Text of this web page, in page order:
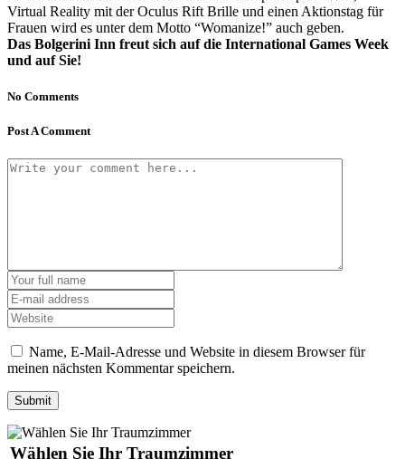
Virtual Reality mit der Oculus Rift Brille und einen Aktionstag für
Frauen wird es unter dem Motto “Womanize!” auch geben.
Das Bolgerini Inn freut sich auf die International Games Week
und auf Sie!
No Comments
Post A Comment
Name, E-Mail-Adresse und Website in diesem Browser für
meinen nächsten Kommentar speichern.
Wählen Sie Ihr Traumzimmer